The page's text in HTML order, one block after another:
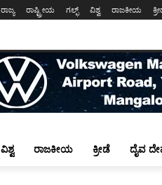
ರಾಜ್ಯ ರಾಷ್ಟ್ರೀಯ ಗಲ್ಫ್ ವಿಶ್ವ ರಾಜಕೀಯ
ವಿಶ್ವ ರಾಜಕೀಯ ಕ್ರೀಡೆ ದೈವ